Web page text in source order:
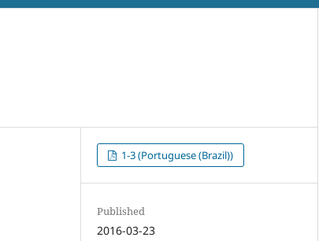
1-3 (Portuguese (Brazil))
Published
2016-03-23